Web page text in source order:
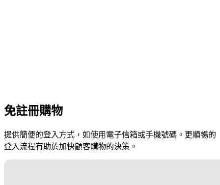
免註冊購物
提供簡便的登入方式，如使用電子信箱或手機號碼。更順暢的
登入流程有助於加快顧客購物的決策。